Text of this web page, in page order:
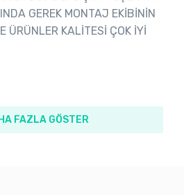
GEREK MONTAJ EKİBİNİN
ÜRÜNLER KALİTESİ ÇOK İYİ
FAZLA GÖSTER